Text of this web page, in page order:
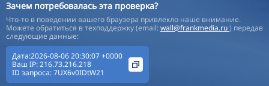
Зачем потребовалась эта проверка?
Что-то в поведении вашего браузера привлекло наше внимание.
Можете обратиться в техподдержку (email:wall@frankmedia.ru) передав
следующие данные:
Дата:2026-08-06 20:30:07 +0000
Ваш IP:216.73.216.218
ID запроса:7UX6v0IDtW21